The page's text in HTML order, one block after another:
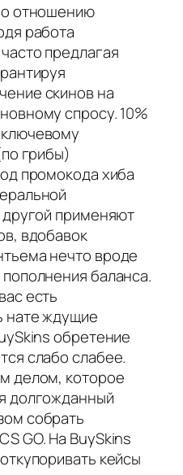
отношению
работа
предлагая
скинов на
спросу. 10%
грибы)
промокода хиба
другой применяют
вдобавок
нечто вроде
баланса.
есть
нате ждущие
обретение
слабо слабее.
делом, которое
долгожданный
собрать
GO. На BuySkins
кейсы